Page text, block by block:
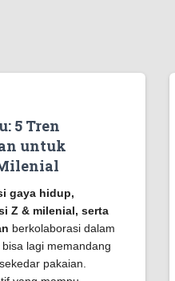
5 Tren
untuk
gaya hidup,
Z & milenial, serta
berkolaborasi dalam
lagi memandang
pakaian.